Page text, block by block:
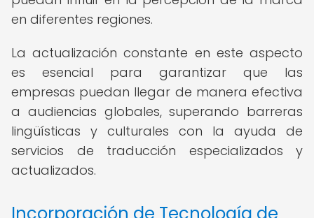
en diferentes regiones.
La actualización constante en este aspecto
es esencial para garantizar que las
empresas puedan llegar de manera efectiva
a audiencias globales, superando barreras
lingüísticas y culturales con la ayuda de
servicios de traducción especializados y
actualizados.